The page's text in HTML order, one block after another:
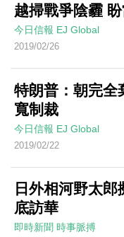
越掃戰爭陰霾
今日信報 EJ Global
2019/02/26
特朗普：朝完全
寬制裁
今日信報 EJ Global
2019/02/22
日外相河野太郎
底訪華
即時新聞 時事脈搏